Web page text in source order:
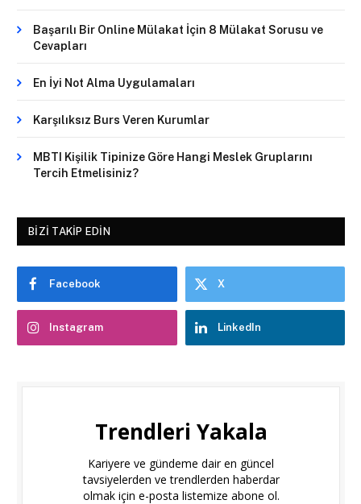
Başarılı Bir Online Mülakat İçin 8 Mülakat Sorusu ve
Cevapları
En İyi Not Alma Uygulamaları
Karşılıksız Burs Veren Kurumlar
MBTI Kişilik Tipinize Göre Hangi Meslek Gruplarını
Tercih Etmelisiniz?
BIZI TAKIP EDIN
Facebook X
Instagram LinkedIn
Trendleri Yakala
Kariyere ve gündeme dair en güncel
tavsiyelerden ve trendlerden haberdar
olmak için e-posta listemize abone ol.